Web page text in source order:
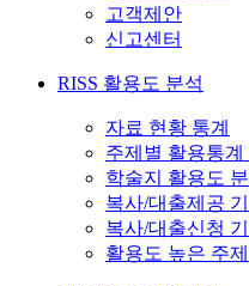
고객제안
신고센터
RISS 활용도 분석
자료 현황 통계
주제별 활용통계
학술지 활용도
복사/대출제공
복사/대출신청
활용도 높은 주제